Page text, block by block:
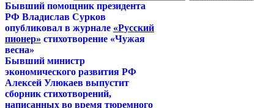
Бывший помощник президента
РФ Владислав Сурков
опубликовал в журнале «Русский
пионер» стихотворение «Чужая
весна»
Бывший министр
экономического развития РФ
Алексей Улюкаев выпустит
сборник стихотворений,
написанных во время тюремного